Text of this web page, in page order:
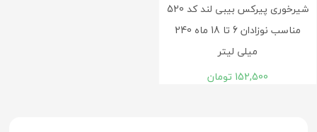
شیرخوری پیرکس بیبی لند کد 520
مناسب نوزادان 6 تا 18 ماه 240
میلی لیتر
152,500 تومان